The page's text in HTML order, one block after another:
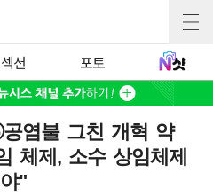
섹션 포토
염불 그친 개혁 약
체제, 소수 상임체제
"